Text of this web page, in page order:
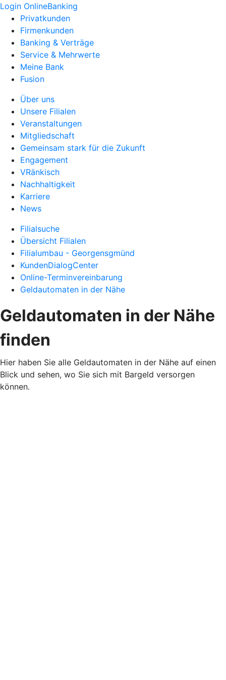
Login OnlineBanking
Privatkunden
Firmenkunden
Banking & Verträge
Service & Mehrwerte
Meine Bank
Fusion
Über uns
Unsere Filialen
Veranstaltungen
Mitgliedschaft
Gemeinsam stark für die Zukunft
Engagement
VRänkisch
Nachhaltigkeit
Karriere
News
Filialsuche
Übersicht Filialen
Filialumbau - Georgensgmünd
KundenDialogCenter
Online-Terminvereinbarung
Geldautomaten in der Nähe
Geldautomaten in der Nähe
finden
Hier haben Sie alle Geldautomaten in der Nähe auf einen
Blick und sehen, wo Sie sich mit Bargeld versorgen
können.